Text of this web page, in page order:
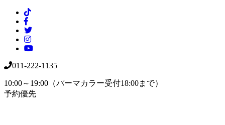
011-222-1135
10:00～19:00（パーマカラー受付18:00まで）
予約優先